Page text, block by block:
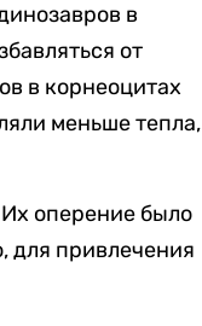
в
от
в корнеоцитах
меньше тепла,
оперение было
для привлечения